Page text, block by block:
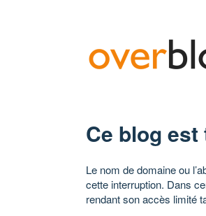
Ce blog
Le nom de domaine ou
cette interruption. Dans
rendant son accès limité